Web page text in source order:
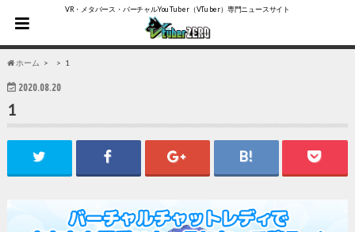
VR・メタバース・バーチャルYouTuber（VTuber）専門ニュースサイト
ホーム 1
2020.08.20
1